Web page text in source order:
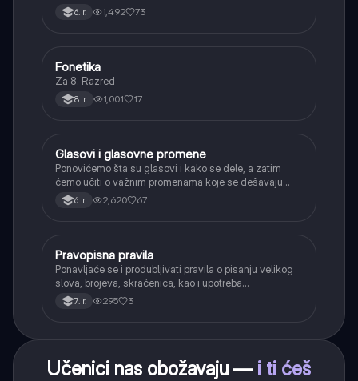
(infinitiv, glagolski pridevi i prilozi) i glagolski vid
(svršeni i nesvršeni).
6. r. 1,492 73
Srpski jezik
Fonetika
Za 8. Razred
8. r. 1,001 17
Srpski jezik
Glasovi i glasovne promene
Ponovićemo šta su glasovi i kako se dele, a zatim
ćemo učiti o važnim promenama koje se dešavaju
kada se glasovi nađu jedan pored drugog u rečima
(npr. jednačenje suglasnika po zvučnosti i mestu
6. r. 2,620 67
Srpski jezik
Pravopisna pravila
Ponavljaće se i produbljivati pravila o pisanju velikog
slova, brojeva, skraćenica, kao i upotreba
interpunkcije, sa posebnim fokusom na zarez u
složenoj rečenici.
7. r. 295 3
Učenici nas obožavaju — i ti ćeš